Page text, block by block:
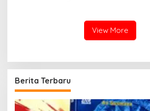
View More
Berita Terbaru